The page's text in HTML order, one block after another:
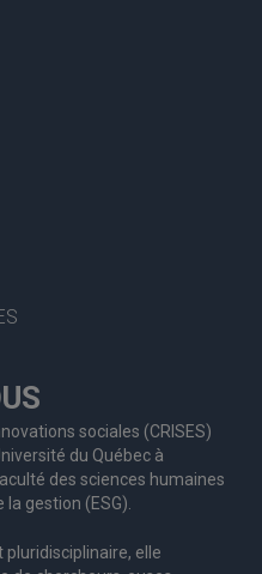
sociales (CRISES)
du Québec à
des sciences humaines
la gestion (ESG).
elle